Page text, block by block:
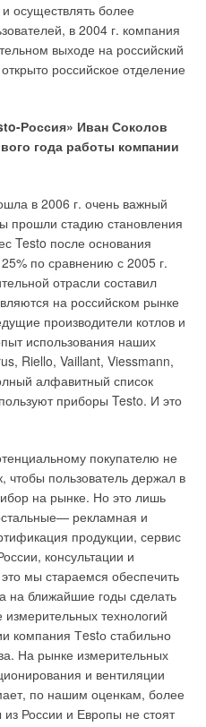
осуществлять более
в 2004 г. компания
выходе на российский
российское отделение
Россия» Иван Соколов
года работы компании
в 2006 г. очень важный
прошли стадию становления
Testo после основания
по сравнению с 2005 г.
отрасли составил
на российском рынке
производители котлов и
использования наших
Riello, Vaillant, Viessmann,
алфавитный список
приборы Testo. И это
покупателю не
чтобы пользователь держал в
на рынке. Но это лишь
рекламная и
продукции, сервис
консультации и
мы стараемся обеспечить
на ближайшие годы сделать
технологий
компания Тestо стабильно
На рынке измерительных
и вентиляции
по нашим оценкам, более
России и Европы не стоят